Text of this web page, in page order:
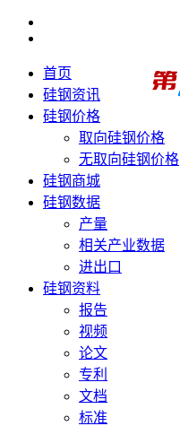
首页
硅钢资讯
硅钢价格
取向硅钢价格
无取向硅钢价格
硅钢商城
硅钢数据
产量
相关产业数据
进出口
硅钢资料
报告
视频
论文
专利
文档
标准